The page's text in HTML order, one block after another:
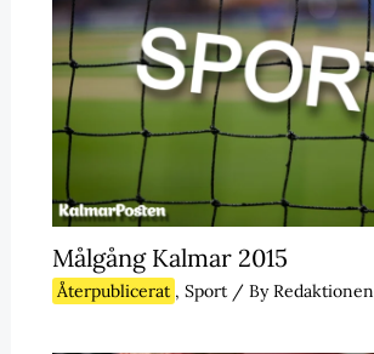
Målgång Kalmar 2015
Återpublicerat , Sport/ ByRedaktionen